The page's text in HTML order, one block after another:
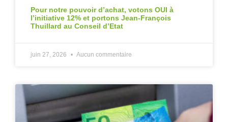
Pour notre pouvoir d’achat, votons OUI à
l’initiative 12% et portons Jean-François
Thuillard au Conseil d’Etat
juin 27, 2026 Aucun commentaire